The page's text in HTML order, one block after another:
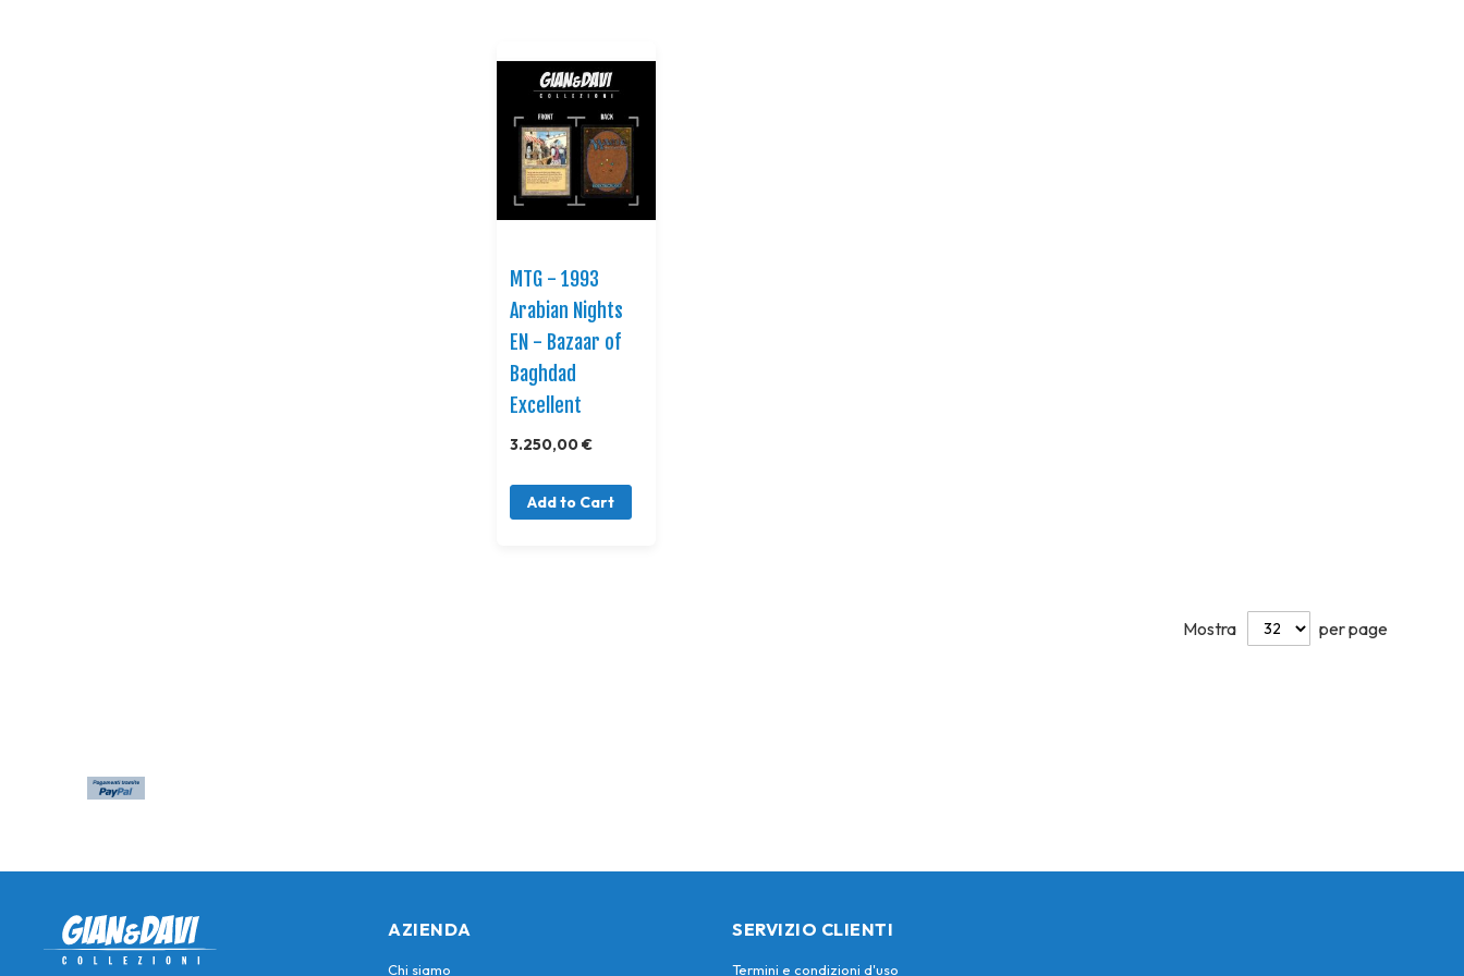
MTG - 1993
Arabian Nights
EN - Bazaar of
Baghdad
Excellent
3.250,00 €
Add to Cart
Mostra per page
AZIENDA
Chi siamo
SERVIZIO CLIENTI
Termini e condizioni d'uso